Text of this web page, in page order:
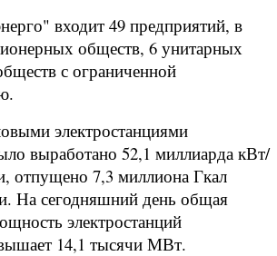
входит 49 предприятий, в
обществ, 6 унитарных
с ограниченной
электростанциями
выработано 52,1 миллиарда кВт/
отпущено 7,3 миллиона Гкал
На сегодняшний день общая
электростанций
14,1 тысячи МВт.